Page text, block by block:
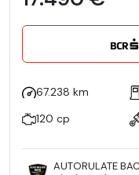
67.238 km
120 cp
AUTORULATE